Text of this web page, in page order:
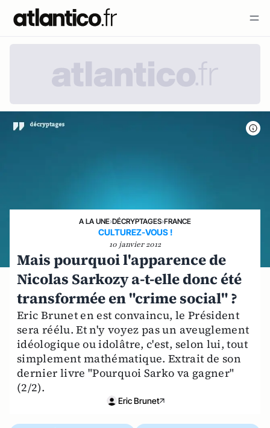
A LA UNE›DÉCRYPTAGES›FRANCE
CULTUREZ-VOUS !
10 janvier 2012
Mais pourquoi l'apparence de
Nicolas Sarkozy a-t-elle donc été
transformée en "crime social" ?
Eric Brunet en est convaincu, le Président
sera réélu. Et n'y voyez pas un aveuglement
idéologique ou idolâtre, c'est, selon lui, tout
simplement mathématique. Extrait de son
dernier livre "Pourquoi Sarko va gagner"
(2/2).
Eric Brunet